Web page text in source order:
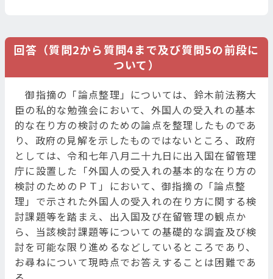
回答（質問2から質問4まで及び質問5の前段に
ついて）
御指摘の「論点整理」については、鈴木前法務大
臣の私的な勉強会において、外国人の受入れの基本
的な在り方の検討のための論点を整理したものであ
り、政府の見解を示したものではないところ、政府
としては、令和七年八月二十九日に出入国在留管理
庁に設置した「外国人の受入れの基本的な在り方の
検討のためのＰＴ」において、御指摘の「論点整
理」で示された外国人の受入れの在り方に関する検
討課題等を踏まえ、出入国及び在留管理の観点か
ら、当該検討課題等についての基礎的な調査及び検
討を可能な限り進めるなどしているところであり、
お尋ねについて現時点でお答えすることは困難であ